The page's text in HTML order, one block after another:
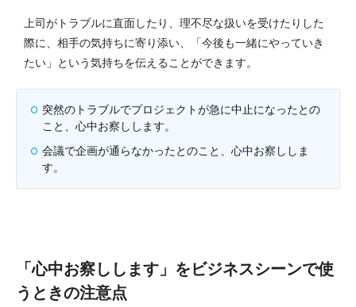
上司がトラブルに直面したり、理不尽な扱いを受けたりした
際に、相手の気持ちに寄り添い、「今後も一緒にやっていき
たい」という気持ちを伝えることができます。
突然のトラブルでプロジェクトが急に中止になったとの
こと、心中お察しします。
会議で企画が通らなかったとのこと、心中お察ししま
す。
「心中お察しします」をビジネスシーンで使
うときの注意点